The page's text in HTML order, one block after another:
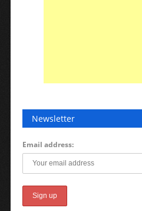
Newsletter
Email address: